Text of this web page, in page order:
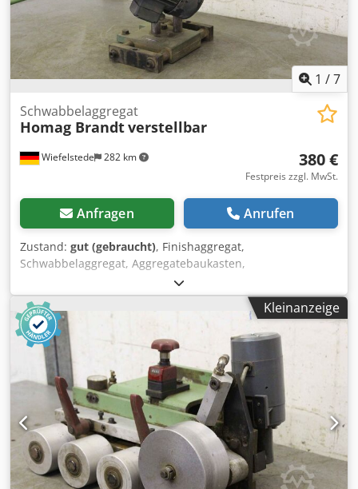
1 /7
Wiefelstede 282 km
Schwabbelaggregat
Homag Brandtverstellbar
380 €
Festpreis zzgl. MwSt.
Anfragen Anrufen
Zustand: gut (gebraucht), Finishaggregat,
Schwabbelaggregat, Aggregatebaukasten,
Formatbearbeitungsaggregat, Doppelendprofiler,
Kantenbearbeitungsmaschine, nach der Ziehklinge für
Kantenbearbeitungsmaschine -Finishaggregat: aus
Kantenanleimmaschine BRANDT KM 35 -Motor: ATB 0,25
kW -Drehzahl: 2820 U/min Cedpegy T I Ejfx Akvsha -seitlich:
verstellbar -Höhe: verstellbar -Abmessungen:
480/250/H490 mm -Gewicht: 29 kg
Kleinanzeige